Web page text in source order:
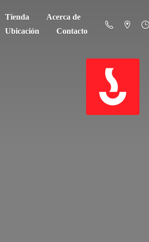
Tienda
Acerca de
Ubicación
Contacto